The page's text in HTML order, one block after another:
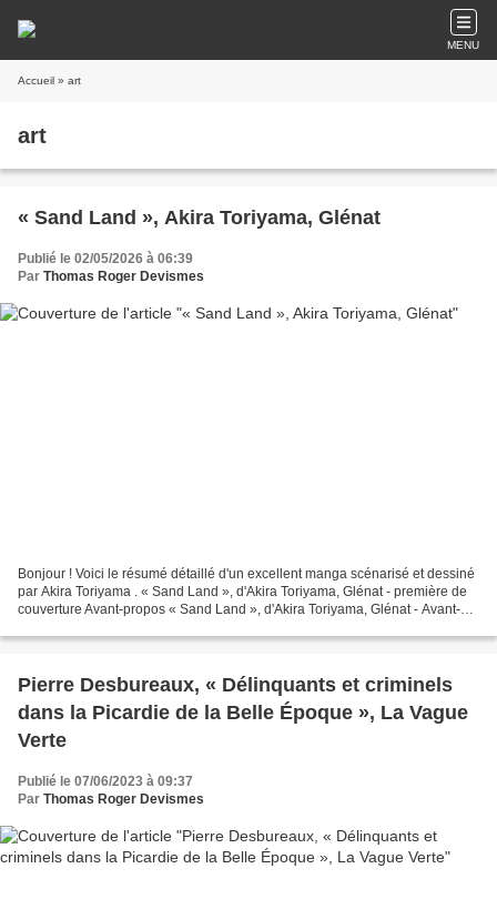
MENU
Accueil » art
art
« Sand Land », Akira Toriyama, Glénat
Publié le 02/05/2026 à 06:39
Par Thomas Roger Devismes
Bonjour ! Voici le résumé détaillé d'un excellent manga scénarisé et dessiné
par Akira Toriyama . « Sand Land », d'Akira Toriyama, Glénat - première de
couverture Avant-propos « Sand Land », d'Akira Toriyama, Glénat - Avant-
Pierre Desbureaux, « Délinquants et criminels
dans la Picardie de la Belle Époque », La Vague
Verte
Publié le 07/06/2023 à 09:37
Par Thomas Roger Devismes